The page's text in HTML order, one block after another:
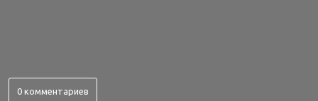
0 комментариев